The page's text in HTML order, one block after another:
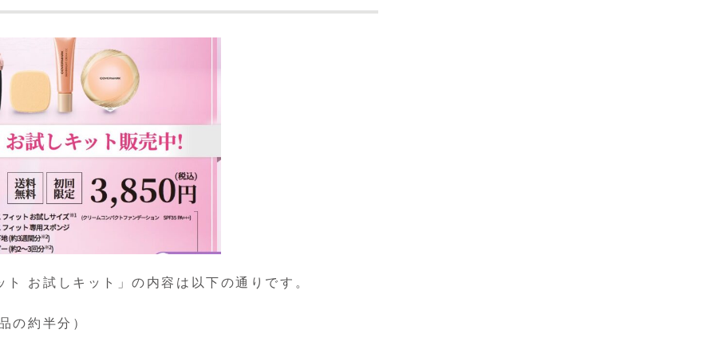
お試しキット」の内容は以下の通りです。
の約半分）